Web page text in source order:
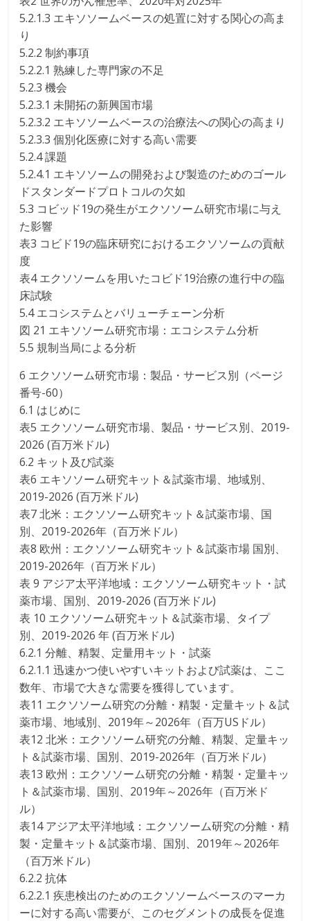
5.2.1.3 エキソソームベースの処置に対する関心の高ま
り
5.2.2 制約事項
5.2.2.1 熟練した専門家の不足
5.2.3 機会
5.2.3.1 未開拓の新興国市場
5.2.3.2 エキソソームベースの治療法への関心の高まり
5.2.3.3 個別化医療に対する高い需要
5.2.4 課題
5.2.4.1 エキソソームの開発および製造のためのゴール
ドスタンダードプロトコルの欠如
5.3 コビッド19の発生がエクソソーム研究市場に与え
た影響
表3 コビド19の臨床研究におけるエクソソームの貢献
度
表4 エクソソームを用いたコビド19治療の進行中の臨
床試験
5.4 エコシステムとバリューチェーン分析
図 21 エキソソーム研究市場：エコシステム分析
5.5 規制当局による分析
6 エクソソーム研究市場：製品・サービス別（ページ
番号-60）
6.1 はじめに
表5 エクソソーム研究市場、製品・サービス別、2019-
2026 (百万米ドル)
6.2 キット及び試薬
表6 エキソソーム研究キット＆試薬市場、地域別、
2019-2026 (百万米ドル)
表7 北米：エクソソーム研究キット＆試薬市場、国
別、2019-2026年（百万米ドル）
表8 欧州：エクソソーム研究キット＆試薬市場 国別、
2019-2026年（百万米ドル）
表 9 アジア太平洋地域：エクソソーム研究キット・試
薬市場、国別、2019-2026 (百万米ドル)
表 10 エクソソーム研究キット＆試薬市場、タイプ
別、2019-2026 年 (百万米ドル)
6.2.1 分離、精製、定量用キット・試薬
6.2.1.1 迅速かつ使いやすいキットおよび試薬は、ここ
数年、市場で大きな需要を獲得しています。
表11 エクソソーム研究の分離・精製・定量キット＆試
薬市場、地域別、2019年～2026年（百万USドル）
表12 北米：エクソソーム研究の分離、精製、定量キッ
ト＆試薬市場、国別、2019-2026年（百万米ドル）
表13 欧州：エクソソーム研究の分離・精製・定量キッ
ト＆試薬市場、国別、2019年～2026年（百万米ド
ル）
表14 アジア太平洋地域：エクソソーム研究の分離・精
製・定量キット＆試薬市場、国別、2019年～2026年
（百万米ドル）
6.2.2 抗体
6.2.2.1 疾患検出のためのエクソソームベースのマーカ
ーに対する高い需要が、このセグメントの成長を促進